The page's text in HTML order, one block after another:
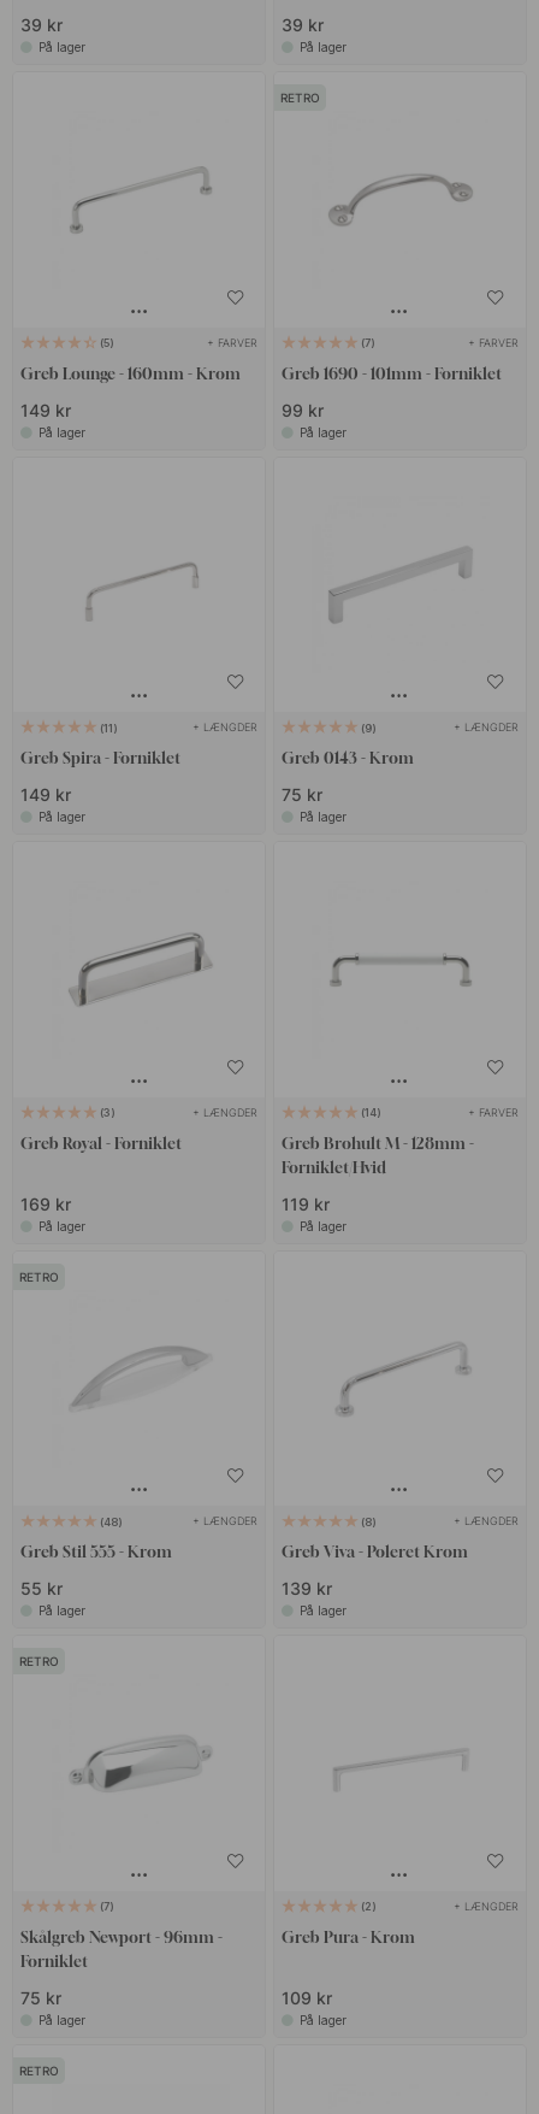
39 kr
På lager
39 kr
På lager
5 + FARVER
Greb Lounge - 160mm - Krom
149 kr
På lager
RETRO
7 + FARVER
Greb 1690 - 101mm - Forniklet
99 kr
På lager
11 + LÆNGDER
Greb Spira - Forniklet
149 kr
På lager
9 + LÆNGDER
Greb 0143 - Krom
75 kr
På lager
3 + LÆNGDER
Greb Royal - Forniklet
169 kr
På lager
14 + FARVER
Greb Brohult M - 128mm -
Forniklet/Hvid
119 kr
På lager
RETRO
48 + LÆNGDER
Greb Stil 555 - Krom
55 kr
På lager
8 + LÆNGDER
Greb Viva - Poleret Krom
139 kr
På lager
RETRO
7
Skålgreb Newport - 96mm -
Forniklet
75 kr
På lager
2 + LÆNGDER
Greb Pura - Krom
109 kr
På lager
RETRO